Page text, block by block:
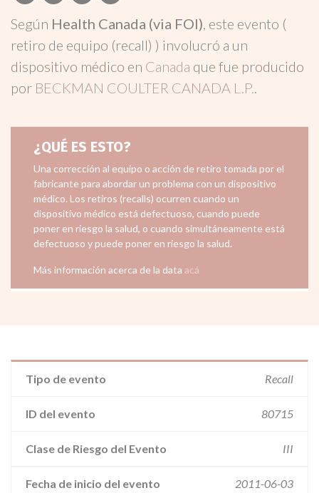
Según Health Canada (via FOI), este evento (
retiro de equipo (recall) ) involucró a un
dispositivo médico en Canada que fue producido
por BECKMAN COULTER CANADA L.P..
¿QUÉ ES ESTO?
Una corrección al equipo o acción de retiro tomada por el
fabricante para abordar un problema con un dispositivo
médico. Los retiros (recalls) ocurren cuando un
dispositivo médico está defectuoso, cuando puede
poner en riesgo la salud, o cuando simultáneamente está
defectuoso y puede poner en riesgo la salud.
Más información acerca de la data acá
Tipo de evento Recall
ID del evento 80715
Clase de Riesgo del Evento III
Fecha de inicio del evento 2011-06-03